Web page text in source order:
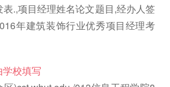
.,项目经理姓名论文题目,经办人签
年建筑装饰行业优秀项目经理考
校填写